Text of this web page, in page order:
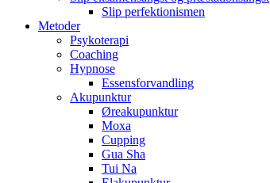
Slip perfektionismen
Metoder
Psykoterapi
Coaching
Hypnose
Essensforvandling
Akupunktur
Øreakupunktur
Moxa
Cupping
Gua Sha
Tui Na